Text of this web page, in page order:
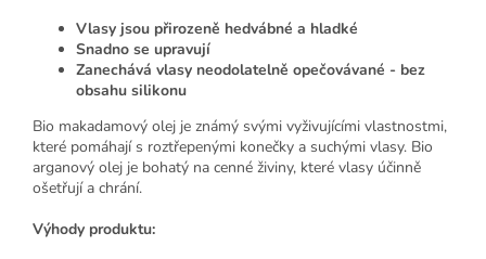
Vlasy jsou přirozeně hedvábné a hladké
Snadno se upravují
Zanechává vlasy neodolatelně opečovávané - bez
obsahu silikonu
Bio makadamový olej je známý svými vyživujícími vlastnostmi,
které pomáhají s roztřepenými konečky a suchými vlasy. Bio
arganový olej je bohatý na cenné živiny, které vlasy účinně
ošetřují a chrání.
Výhody produktu: